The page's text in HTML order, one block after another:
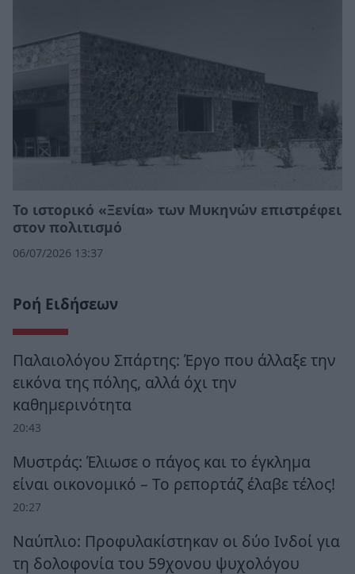
Το ιστορικό «Ξενία» των Μυκηνών επιστρέφει
στον πολιτισμό
06/07/2026 13:37
Ροή Ειδήσεων
Παλαιολόγου Σπάρτης: Έργο που άλλαξε την
εικόνα της πόλης, αλλά όχι την
καθημερινότητα
20:43
Μυστράς: Έλιωσε ο πάγος και το έγκλημα
είναι οικονομικό – Το ρεπορτάζ έλαβε τέλος!
20:27
Ναύπλιο: Προφυλακίστηκαν οι δύο Ινδοί για
τη δολοφονία του 59χονου ψυχολόγου